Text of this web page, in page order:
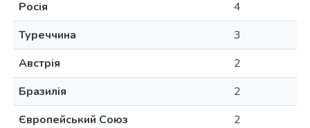
Росія
4
Туреччина
3
Австрія
2
Бразилія
2
Європейський Союз
2